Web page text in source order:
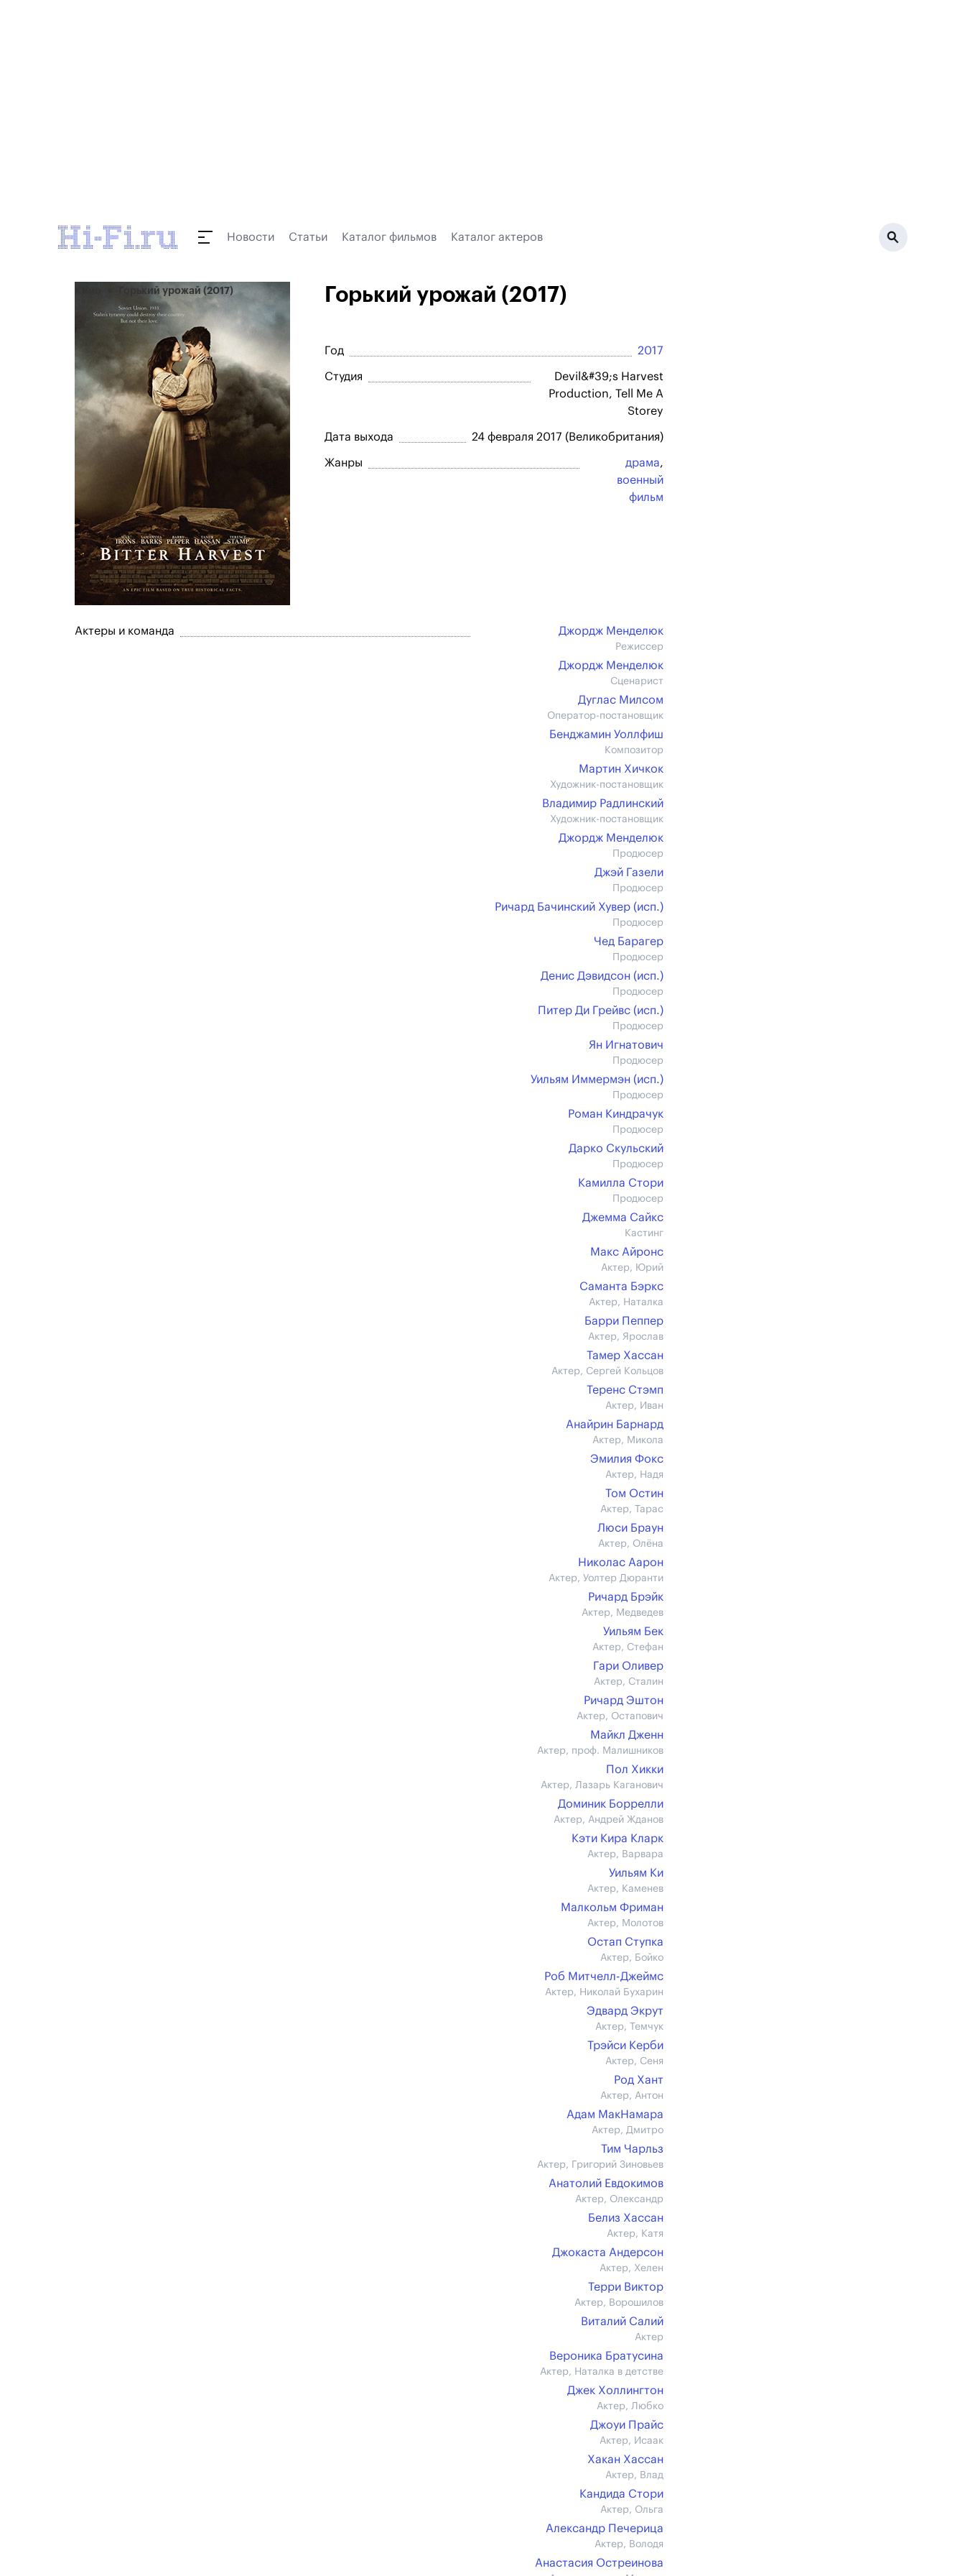
Новости Статьи Каталог фильмов Каталог актеров
Горький урожай (2017) Горький урожай (2017)
Год 2017
Студия
Devil&#39;s Harvest
Production, Tell Me A
Storey
Дата выхода 24 февраля 2017 (Великобритания)
Жанры драма,
военный
фильм
Актеры и команда Джордж Менделюк
Режиссер
Джордж Менделюк
Сценарист
Дуглас Милсом
Оператор-постановщик
Бенджамин Уоллфиш
Композитор
Мартин Хичкок
Художник-постановщик
Владимир Радлинский
Художник-постановщик
Джордж Менделюк
Продюсер
Джэй Газели
Продюсер
Ричард Бачинский Хувер (иcп.)
Продюсер
Чед Барагер
Продюсер
Денис Дэвидсон (иcп.)
Продюсер
Питер Ди Грейвс (иcп.)
Продюсер
Ян Игнатович
Продюсер
Уильям Иммермэн (иcп.)
Продюсер
Роман Киндрачук
Продюсер
Дарко Скульский
Продюсер
Камилла Стори
Продюсер
Джемма Сайкс
Кастинг
Макс Айронс
Актер, Юрий
Саманта Бэркс
Актер, Наталка
Барри Пеппер
Актер, Ярослав
Тамер Хассан
Актер, Сергей Кольцов
Теренс Стэмп
Актер, Иван
Анайрин Барнард
Актер, Микола
Эмилия Фокс
Актер, Надя
Том Остин
Актер, Тарас
Люси Браун
Актер, Олёна
Николас Аарон
Актер, Уолтер Дюранти
Ричард Брэйк
Актер, Медведев
Уильям Бек
Актер, Стефан
Гари Оливер
Актер, Сталин
Ричард Эштон
Актер, Остапович
Майкл Дженн
Актер, проф. Малишников
Пол Хикки
Актер, Лазарь Каганович
Доминик Боррелли
Актер, Андрей Жданов
Кэти Кира Кларк
Актер, Варвара
Уильям Ки
Актер, Каменев
Малкольм Фриман
Актер, Молотов
Остап Ступка
Актер, Бойко
Роб Митчелл-Джеймс
Актер, Николай Бухарин
Эдвард Экрут
Актер, Темчук
Трэйси Керби
Актер, Сеня
Род Хант
Актер, Антон
Адам МакНамара
Актер, Дмитро
Тим Чарльз
Актер, Григорий Зиновьев
Анатолий Евдокимов
Актер, Олександр
Белиз Хассан
Актер, Катя
Джокаста Андерсон
Актер, Хелен
Терри Виктор
Актер, Ворошилов
Виталий Салий
Актер
Вероника Братусина
Актер, Наталка в детстве
Джек Холлингтон
Актер, Любко
Джоуи Прайс
Актер, Исаак
Хакан Хассан
Актер, Влад
Кандида Стори
Актер, Ольга
Александр Печерица
Актер, Володя
Анастасия Остреинова